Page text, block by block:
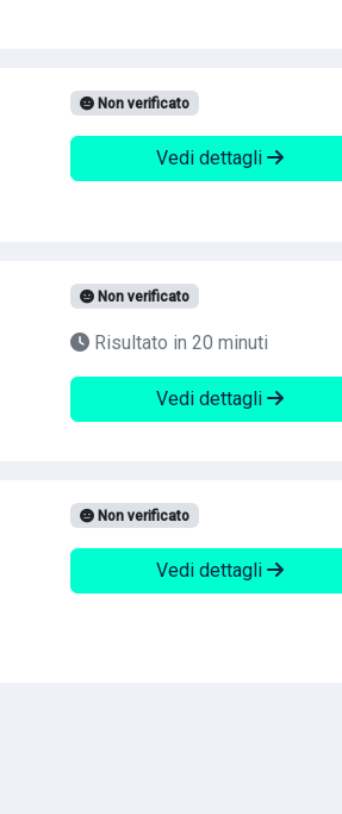
Non verificato
Vedi dettagli
Non verificato
Risultato in 20 minuti
Vedi dettagli
Non verificato
Vedi dettagli